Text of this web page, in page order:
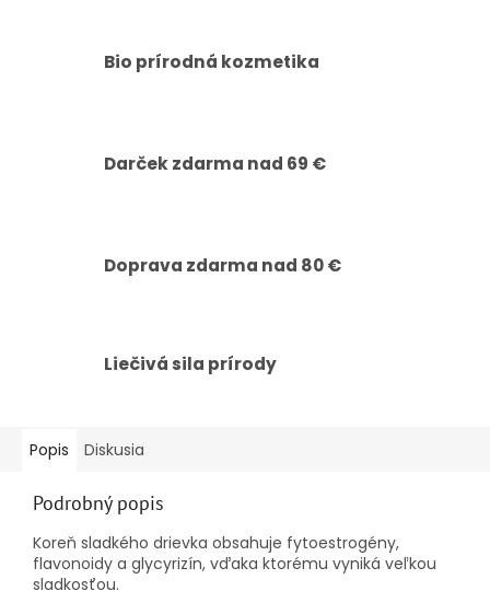
Bio prírodná kozmetika
Darček zdarma nad 69 €
Doprava zdarma nad 80 €
Liečivá sila prírody
Popis Diskusia
Podrobný popis
Koreň sladkého drievka obsahuje fytoestrogény,
flavonoidy a glycyrizín, vďaka ktorému vyniká veľkou
sladkosťou.